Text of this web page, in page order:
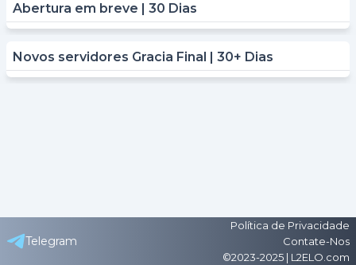
Abertura em breve | 30 Dias
Novos servidores Gracia Final | 30+ Dias
Telegram
Política de Privacidade
Contate-Nos
©2023-2025 | L2ELO.com